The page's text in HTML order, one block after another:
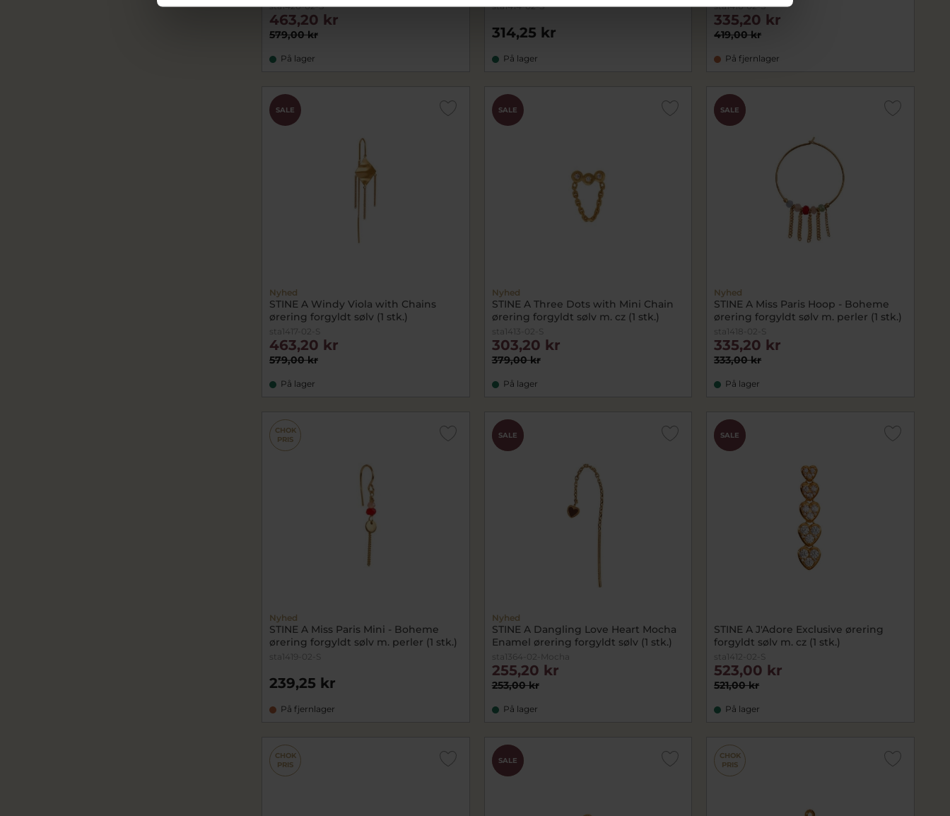
sta1420-02-S
579,00 kr
463,20 kr
På lager
sta1414-02-S
314,25 kr
På lager
sta1416-02-S
419,00 kr
335,20 kr
På fjernlager
SALE
Nyhed
STINE A Windy Viola with Chains
ørering forgyldt sølv (1 stk.)
sta1417-02-S
579,00 kr
463,20 kr
På lager
SALE
Nyhed
STINE A Three Dots with Mini Chain
ørering forgyldt sølv m. cz (1 stk.)
sta1413-02-S
379,00 kr
303,20 kr
På lager
CHOK
PRIS
SALE
Nyhed
STINE A Miss Paris Hoop - Boheme
ørering forgyldt sølv m. perler (1 stk.)
sta1418-02-S
333,00 kr
335,20 kr
På lager
CHOK
PRIS
Nyhed
STINE A Miss Paris Mini - Boheme
ørering forgyldt sølv m. perler (1 stk.)
sta1419-02-S
239,25 kr
På fjernlager
PRIS
SALE
Nyhed
STINE A Dangling Love Heart Mocha
Enamel ørering forgyldt sølv (1 stk.)
sta1364-02-Mocha
253,00 kr
255,20 kr
På lager
PRIS
SALE
STINE A J'Adore Exclusive ørering
forgyldt sølv m. cz (1 stk.)
sta1412-02-S
521,00 kr
523,00 kr
På lager
CHOK
PRIS
PRIS
SALE
CHOK
PRIS